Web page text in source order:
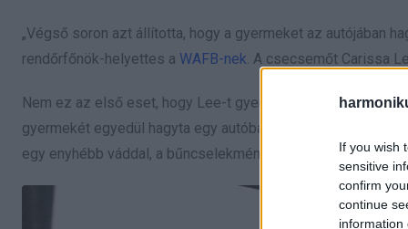
If you wish
sensitive
confirm
continue
information
„Végső soron azt állította, hogy a gyermeket az autójában
rendőrfőnök-helyettes a WAFB-nek. A csecsemőt Carissa
Nem ez az első eset, hogy Lee-t gyermek
gyermekét egyedül hagyta egy autóban. Akkor a Louisiana-
egy enyhébb váddal, a bűncselekményi károkozással,